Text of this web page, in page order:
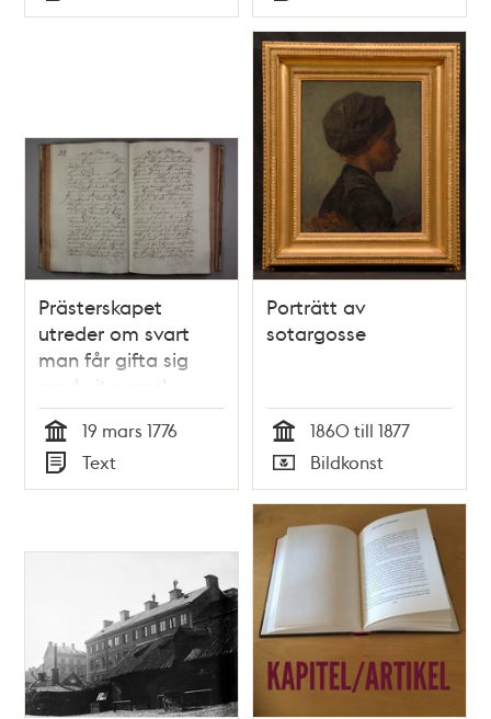
Typ Typ
Prästerskapet
utreder om svart
man får gifta sig
med vit svensk
kvinna 1776
Tid
19 mars 1776
Typ
Text
Porträtt av
sotargosse
Tid
1860 till 1877
Typ
Bildkonst